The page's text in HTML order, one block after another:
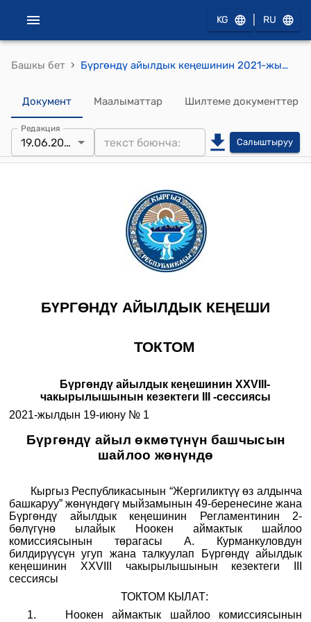
KG RU
Башкы бет › Бүргөндү айылдык кеңешинин 2021-жылдын 19-июнундагы № 1 "Бүргөндү айыл өкмөтүнүн башчысын шайлоо жөнүндө" токтому
Документ Маалыматтар Шилтеме документтер
Редакция
19.06.2021 Салыштыруу